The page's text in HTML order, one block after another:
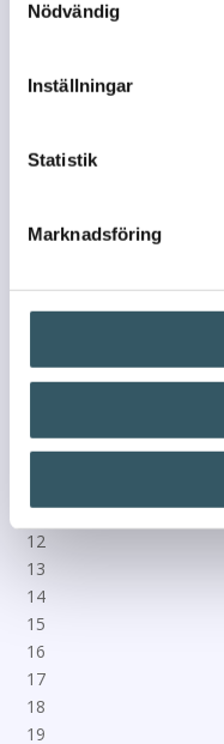
Nödvändig
Inställningar
Statistik
Marknadsföring